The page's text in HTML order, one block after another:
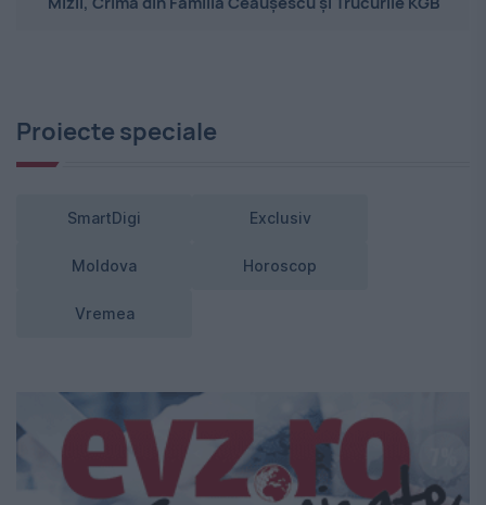
Proiecte speciale
SmartDigi Exclusiv
Moldova Horoscop
Vremea